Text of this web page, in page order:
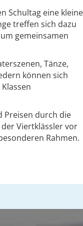
Schultag eine kleine
treffen sich dazu
gemeinsamen
Tänze,
können sich
Preisen durch die
Viertklässler vor
Rahmen.